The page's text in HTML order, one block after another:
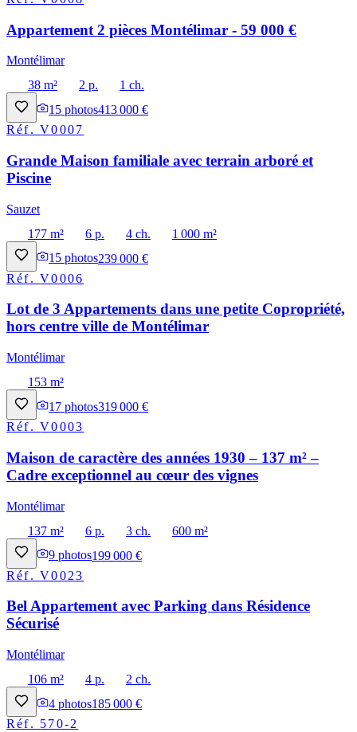
Appartement 2 pièces Montélimar - 59 000 €
Montélimar
38 m²
2 p.
1 ch.
15 photos413 000 €
Réf.V0007
Grande Maison familiale avec terrain arboré et
Piscine
Sauzet
177 m²
6 p. 4 ch.
1 000 m²
15 photos239 000 €
Réf.V0006
Lot de 3 Appartements dans une petite Copropriété,
hors centre ville de Montélimar
Montélimar
153 m²
17 photos319 000 €
Réf.V0003
Maison de caractère des années 1930 – 137 m² –
Cadre exceptionnel au cœur des vignes
Montélimar
137 m²
6 p. 3 ch.
600 m²
9 photos199 000 €
Réf.V0023
Bel Appartement avec Parking dans Résidence
Sécurisé
Montélimar
106 m²
4 p.
2 ch.
4 photos185 000 €
Réf. 570-2